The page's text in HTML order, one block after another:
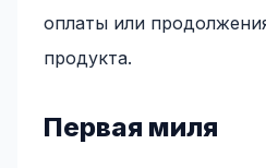
оплаты или
продукта.
Первая миля